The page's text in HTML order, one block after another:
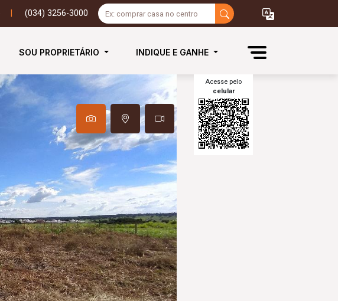
(034) 3256-3000
SOU PROPRIETÁRIO INDIQUE E GANHE
Acesse pelo
celular